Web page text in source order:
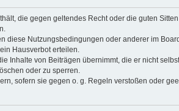
die gegen geltendes Recht oder die guten
diese Nutzungsbedingungen oder anderer im
Hausverbot erteilen.
Inhalte von Beiträgen übernimmt, die er nicht
oder zu sperren.
sofern sie gegen o. g. Regeln verstoßen oder